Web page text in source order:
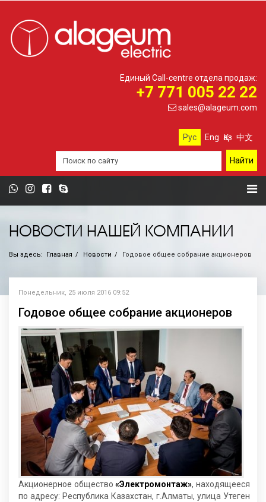
Единый Call-centre отдела продаж:
+7 771 005 22 22
sales@alageum.com
Рус Eng Қаз 中文
НОВОСТИ НАШЕЙ КОМПАНИИ
Вы здесь: Главная Новости Годовое общее собрание акционеров
Понедельник, 25 июля 2016 09:52
Годовое общее собрание акционеров
Акционерное общество«Электромонтаж», находящееся
по адресу: Республика Казахстан, г.Алматы, улица Утеген